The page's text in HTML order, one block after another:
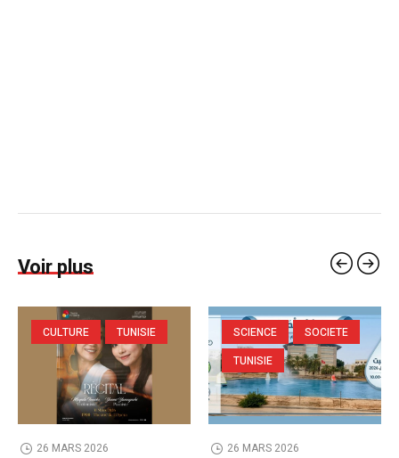
Voir plus
CULTURE TUNISIE
26 MARS 2026
SCIENCE
SOCIETE
TUNISIE
26 MARS 2026